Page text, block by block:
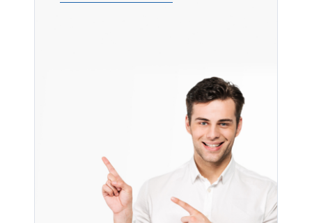
personas con firmas individuales,
Estados de Cuenta mensuales que
detallan tus transacciones.
BanescOnline Empresa
para ejecutar
de forma automática los pagos de